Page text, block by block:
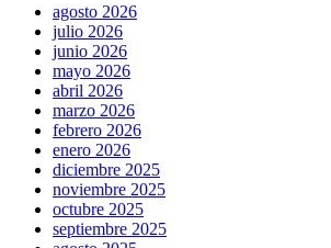
agosto 2026
julio 2026
junio 2026
mayo 2026
abril 2026
marzo 2026
febrero 2026
enero 2026
diciembre 2025
noviembre 2025
octubre 2025
septiembre 2025